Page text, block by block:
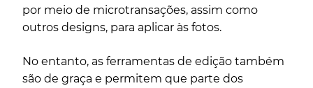
por meio de microtransações, assim como
outros designs, para aplicar às fotos.
No entanto, as ferramentas de edição também
são de graça e permitem que parte dos